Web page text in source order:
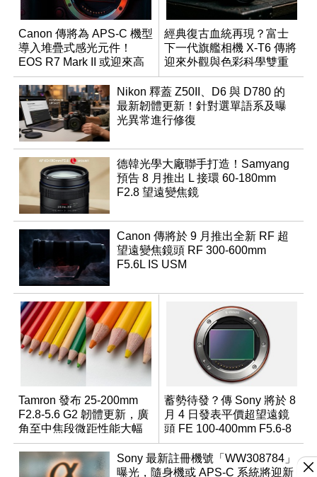
Canon 傳將為 APS-C 機型
導入堆疊式感光元件！
EOS R7 Mark II 或迎來高
速讀出升級
經典復古血統再現？富士
下一代旗艦相機 X-T6 傳將
迎來外觀與色彩科學雙重
優化
Nikon 釋蓋 Z50II、D6 與 D780 的
最新韌體更新！針對選單語系及曝
光異常進行修復
德韓光學大廠聯手打造！Samyang
預告 8 月推出 L 接環 60-180mm
F2.8 望遠變焦鏡
Canon 傳將於 9 月推出全新 RF 超
望遠變焦鏡頭 RF 300-600mm
F5.6L IS USM
Tamron 發布 25-200mm
F2.8-5.6 G2 韌體更新，廣
角至中焦段微距性能大幅
升級
蓄勢待發？傳 Sony 將於 8
月 4 日發表平價超望遠鏡
頭 FE 100-400mm F5.6-8
Sony 最新註冊機號「WW308784」
曝光，隨身機或 APS-C 系統將迎新